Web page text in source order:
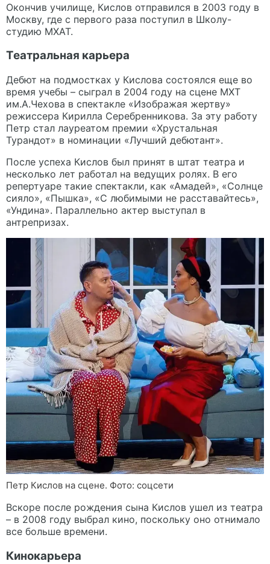
Окончив училище, Кислов отправился в 2003 году в
Москву, где с первого раза поступил в Школу-
студию МХАТ.
Театральная карьера
Дебют на подмостках у Кислова состоялся еще во
время учебы – сыграл в 2004 году на сцене МХТ
им.А.Чехова в спектакле «Изображая жертву»
режиссера Кирилла Серебренникова. За эту работу
Петр стал лауреатом премии «Хрустальная
Турандот» в номинации «Лучший дебютант».
После успеха Кислов был принят в штат театра и
несколько лет работал на ведущих ролях. В его
репертуаре такие спектакли, как «Амадей», «Солнце
сияло», «Пышка», «С любимыми не расставайтесь»,
«Ундина». Параллельно актер выступал в
антрепризах.
Петр Кислов на сцене. Фото: соцсети
Вскоре после рождения сына Кислов ушел из театра
– в 2008 году выбрал кино, поскольку оно отнимало
все больше времени.
Кинокарьера